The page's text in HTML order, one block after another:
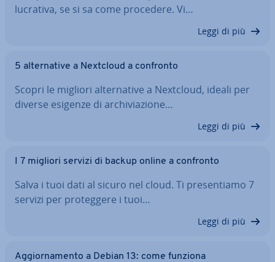
lucrativa, se si sa come procedere. Vi…
Leggi di più
5 al­ter­na­ti­ve a Nextcloud a confronto
Scopri le migliori al­ter­na­ti­ve a Nextcloud, ideali per
diverse esigenze di ar­chi­via­zio­ne…
Leggi di più
I 7 migliori servizi di backup online a confronto
Salva i tuoi dati al sicuro nel cloud. Ti pre­sen­tia­mo 7
servizi per pro­teg­ge­re i tuoi…
Leggi di più
Ag­gior­na­men­to a Debian 13: come funziona